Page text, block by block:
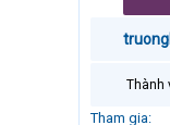
Thành
Tham gia